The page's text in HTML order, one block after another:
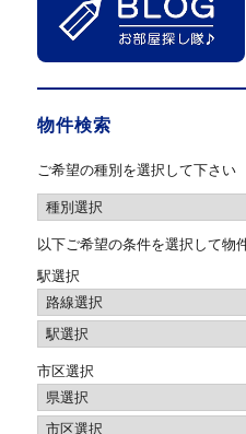
物件検索
ご希望の種別を選択して下さい
以下ご希望の条件を選択して物
駅選択
市区選択